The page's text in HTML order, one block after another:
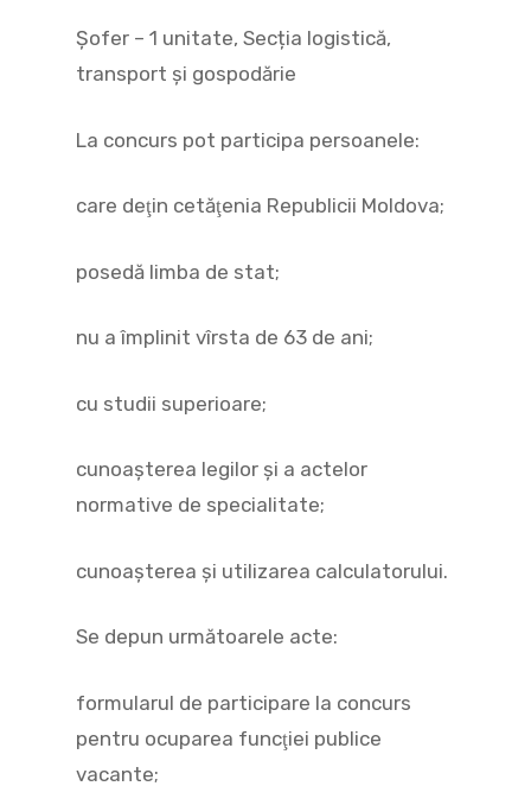
Șofer – 1 unitate, Secția logistică,
transport și gospodărie
La concurs pot participa persoanele:
care deţin cetăţenia Republicii Moldova;
posedă limba de stat;
nu a împlinit vîrsta de 63 de ani;
cu studii superioare;
cunoaşterea legilor şi a actelor
normative de specialitate;
cunoaşterea şi utilizarea calculatorului.
Se depun următoarele acte:
formularul de participare la concurs
pentru ocuparea funcţiei publice
vacante;